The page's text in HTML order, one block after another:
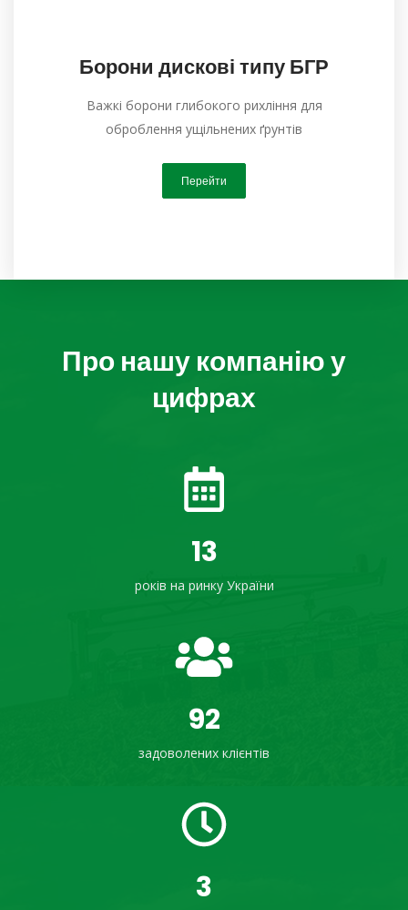
Борони дискові типу БГР
Важкі борони глибокого рихління для
оброблення ущільнених ґрунтів
Перейти
Про нашу компанію у
цифрах
19
років на ринку України
137
задоволених клієнтів
3